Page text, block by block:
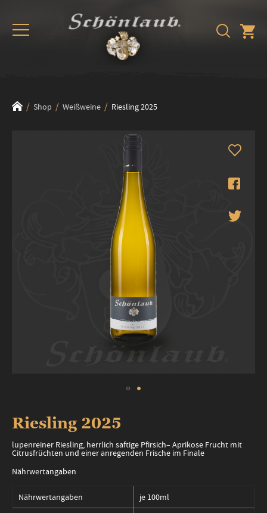
Shop Weißweine Riesling 2025
Anfang
der
springen
Riesling 2025
lupenreiner Riesling, herrlich saftige Pfirsich– Aprikose Frucht mit
Citrusfrüchten und einer anregenden Frische im Finale
Nährwertangaben
Nährwertangaben je 100ml